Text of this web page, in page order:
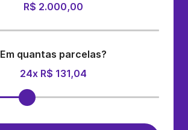
R$ 2.000,00
Em quantas parcelas?
24x R$ 131,04